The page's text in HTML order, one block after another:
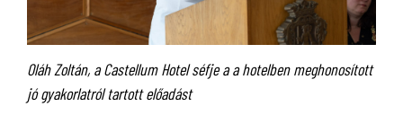
Oláh Zoltán, a Castellum Hotel séfje a a hotelben meghonosított
jó gyakorlatról tartott előadást